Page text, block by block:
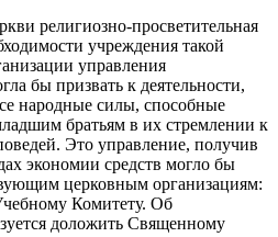
религиозно-просветительная
учреждения такой
управления
бы призвать к деятельности,
народные силы, способные
братьям в их стремлении к
Это управление, получив
экономии средств могло бы
церковным организациям:
Комитету. Об
доложить Священному